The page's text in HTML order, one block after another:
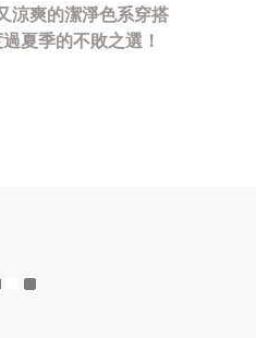
涼爽的潔淨色系穿搭
夏季的不敗之選！